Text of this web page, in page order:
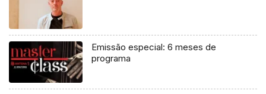
Emissão especial: 6 meses de
programa